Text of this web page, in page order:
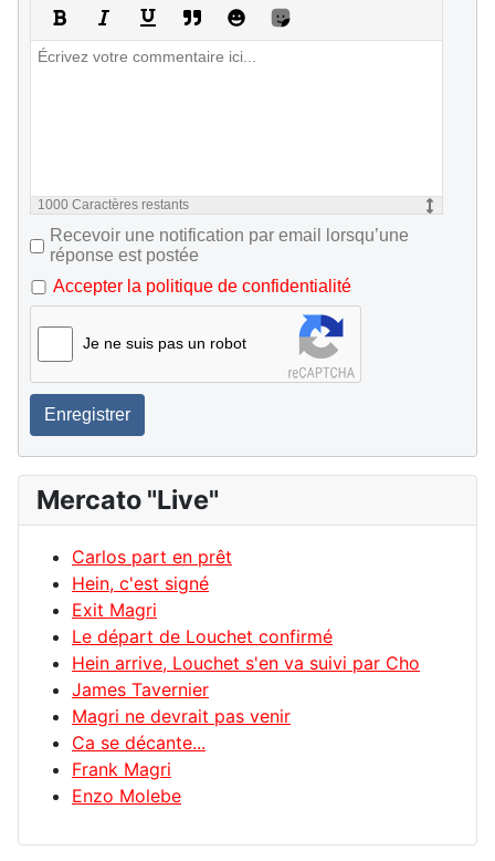
1000 Caractères restants
Recevoir une notification par email lorsqu’une
réponse est postée
Accepter la politique de confidentialité
Je ne suis pas un robot
Enregistrer
Mercato "Live"
Carlos part en prêt
Hein, c'est signé
Exit Magri
Le départ de Louchet confirmé
Hein arrive, Louchet s'en va suivi par Cho
James Tavernier
Magri ne devrait pas venir
Ca se décante...
Frank Magri
Enzo Molebe